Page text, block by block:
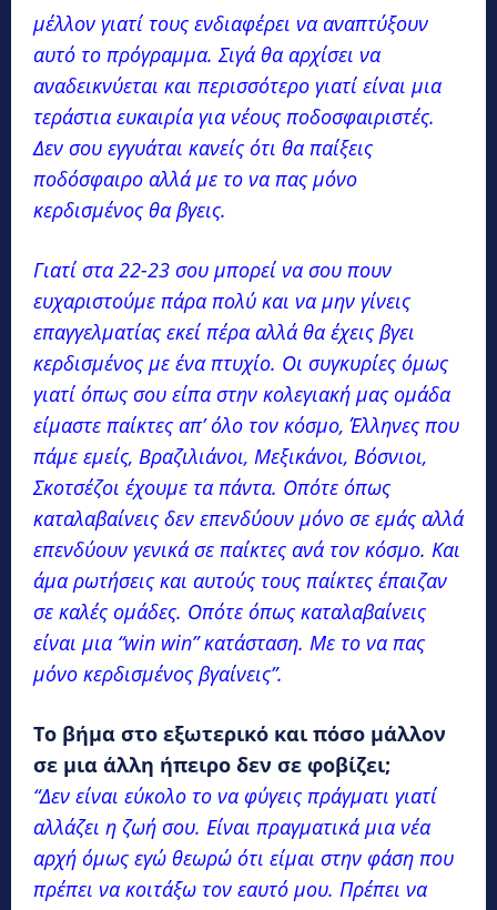
μέλλον γιατί τους ενδιαφέρει να αναπτύξουν
αυτό το πρόγραμμα. Σιγά θα αρχίσει να
αναδεικνύεται και περισσότερο γιατί είναι μια
τεράστια ευκαιρία για νέους ποδοσφαιριστές.
Δεν σου εγγυάται κανείς ότι θα παίξεις
ποδόσφαιρο αλλά με το να πας μόνο
κερδισμένος θα βγεις.
Γιατί στα 22-23 σου μπορεί να σου πουν
ευχαριστούμε πάρα πολύ και να μην γίνεις
επαγγελματίας εκεί πέρα αλλά θα έχεις βγει
κερδισμένος με ένα πτυχίο. Οι συγκυρίες όμως
γιατί όπως σου είπα στην κολεγιακή μας ομάδα
είμαστε παίκτες απ’ όλο τον κόσμο, Έλληνες που
πάμε εμείς, Βραζιλιάνοι, Μεξικάνοι, Βόσνιοι,
Σκοτσέζοι έχουμε τα πάντα. Οπότε όπως
καταλαβαίνεις δεν επενδύουν μόνο σε εμάς αλλά
επενδύουν γενικά σε παίκτες ανά τον κόσμο. Και
άμα ρωτήσεις και αυτούς τους παίκτες έπαιζαν
σε καλές ομάδες. Οπότε όπως καταλαβαίνεις
είναι μια “win win” κατάσταση. Με το να πας
μόνο κερδισμένος βγαίνεις”.
Το βήμα στο εξωτερικό και πόσο μάλλον
σε μια άλλη ήπειρο δεν σε φοβίζει;
“Δεν είναι εύκολο το να φύγεις πράγματι γιατί
αλλάζει η ζωή σου. Είναι πραγματικά μια νέα
αρχή όμως εγώ θεωρώ ότι είμαι στην φάση που
πρέπει να κοιτάξω τον εαυτό μου. Πρέπει να